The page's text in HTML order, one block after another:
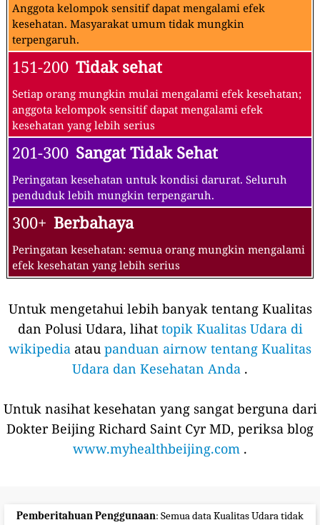
Anggota kelompok sensitif dapat mengalami efek
kesehatan. Masyarakat umum tidak mungkin
terpengaruh.
151-200 Tidak sehat
Setiap orang mungkin mulai mengalami efek kesehatan;
anggota kelompok sensitif dapat mengalami efek
kesehatan yang lebih serius
201-300 Sangat Tidak Sehat
Peringatan kesehatan untuk kondisi darurat. Seluruh
penduduk lebih mungkin terpengaruh.
300+ Berbahaya
Peringatan kesehatan: semua orang mungkin mengalami
efek kesehatan yang lebih serius
Untuk mengetahui lebih banyak tentang Kualitas
dan Polusi Udara, lihat topik Kualitas Udara di
wikipedia atau panduan airnow tentang Kualitas
Udara dan Kesehatan Anda .
Untuk nasihat kesehatan yang sangat berguna dari
Dokter Beijing Richard Saint Cyr MD, periksa blog
www.myhealthbeijing.com .
Pemberitahuan Penggunaan: Semua data Kualitas Udara tidak